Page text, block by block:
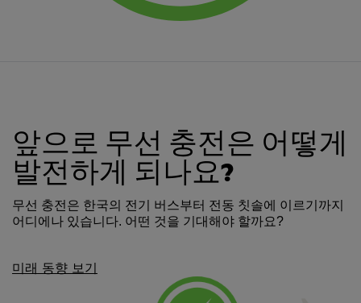
앞으로 무선 충전은 어떻게
발전하게 되나요?
무선 충전은 한국의 전기 버스부터 전동 칫솔에 이르기까지
어디에나 있습니다. 어떤 것을 기대해야 할까요?
미래 동향 보기